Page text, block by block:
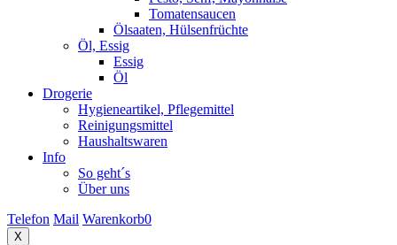
Tomatensaucen
Ölsaaten, Hülsenfrüchte
Öl, Essig
Essig
Öl
Drogerie
Hygieneartikel, Pflegemittel
Reinigungsmittel
Haushaltswaren
Info
So geht´s
Über uns
Telefon Mail Warenkorb0
X